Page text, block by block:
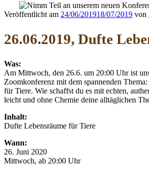
Veröffentlicht am 24/06/201918/07/2019 von
26.06.2019, Dufte
Was:
Am Mittwoch, den 26.6. um 20:00 Uhr ist
Zoomkonferenz mit dem spannenden
für Tiere. Wie schaffst du es mit echten,
leicht und ohne Chemie deine alltäglichen
Inhalt:
Dufte Lebensräume für Tiere
Wann:
26. Juni 2020
Mittwoch, ab 20:00 Uhr